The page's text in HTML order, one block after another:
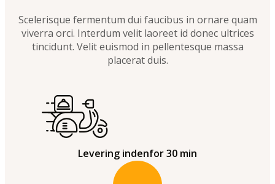
Scelerisque fermentum dui faucibus in ornare quam
viverra orci. Interdum velit laoreet id donec ultrices
tincidunt. Velit euismod in pellentesque massa
placerat duis.
Levering indenfor 30 min